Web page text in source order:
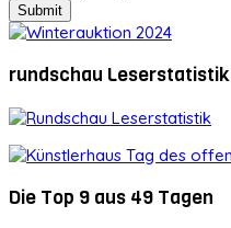
rundschau Leserstatistik
Die Top 9 aus 49 Tagen